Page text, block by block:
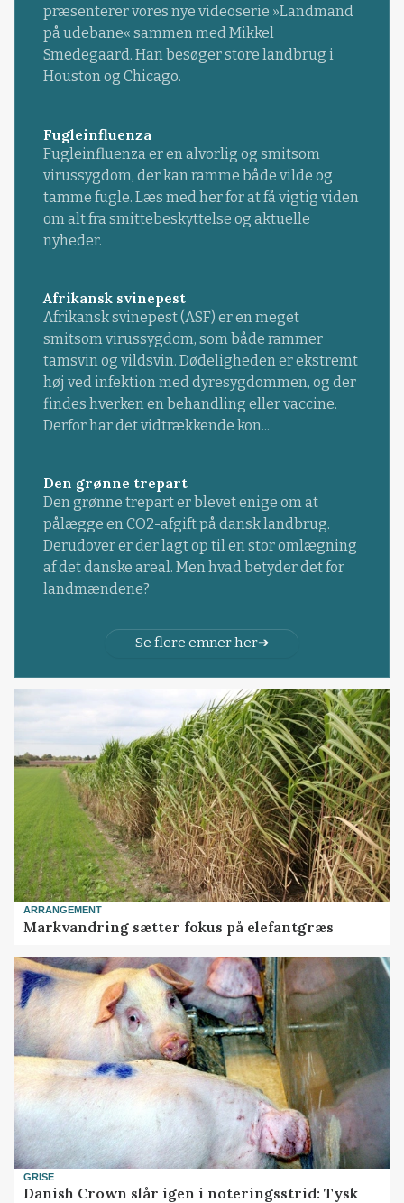
præsenterer vores nye videoserie »Landmand
på udebane« sammen med Mikkel
Smedegaard. Han besøger store landbrug i
Houston og Chicago.
Fugleinfluenza
Fugleinfluenza er en alvorlig og smitsom
virussygdom, der kan ramme både vilde og
tamme fugle. Læs med her for at få vigtig viden
om alt fra smittebeskyttelse og aktuelle
nyheder.
Afrikansk svinepest
Afrikansk svinepest (ASF) er en meget
smitsom virussygdom, som både rammer
tamsvin og vildsvin. Dødeligheden er ekstremt
høj ved infektion med dyresygdommen, og der
findes hverken en behandling eller vaccine.
Derfor har det vidtrækkende kon...
Den grønne trepart
Den grønne trepart er blevet enige om at
pålægge en CO2-afgift på dansk landbrug.
Derudover er der lagt op til en stor omlægning
af det danske areal. Men hvad betyder det for
landmændene?
Se flere emner her
ARRANGEMENT
Markvandring sætter fokus på elefantgræs
GRISE
Danish Crown slår igen i noteringsstrid: Tysk